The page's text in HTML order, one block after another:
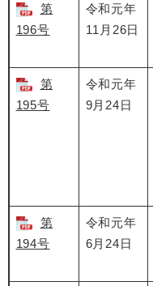
第
196号
令和元年
11月26日
第
195号
令和元年
9月24日
第
194号
令和元年
6月24日